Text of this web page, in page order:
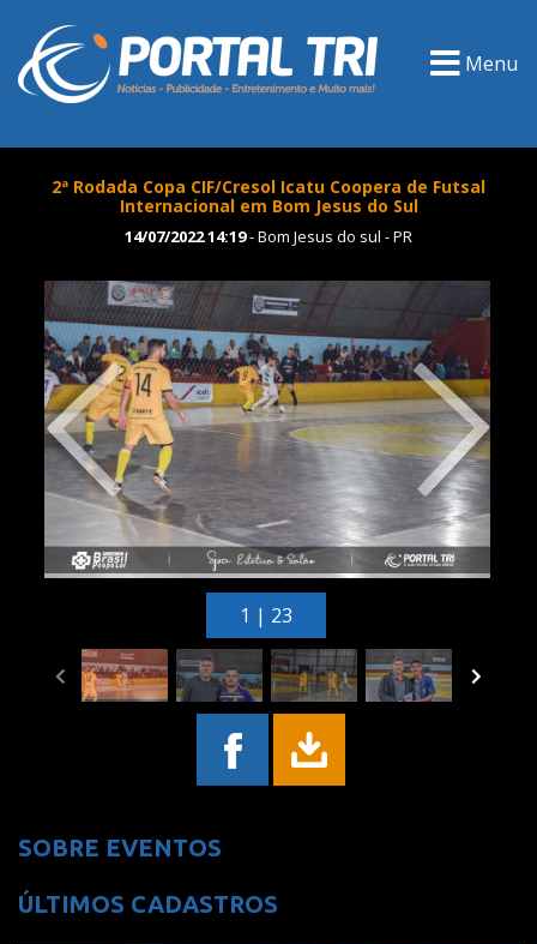
Menu
2ª Rodada Copa CIF/Cresol Icatu Coopera de Futsal
Internacional em Bom Jesus do Sul
14/07/2022 14:19- Bom Jesus do sul - PR
1 | 23
SOBRE EVENTOS
ÚLTIMOS CADASTROS